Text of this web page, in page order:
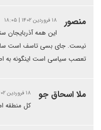
منصور ۱۸ فروردین ۱۴۰۲ | ۱۸:۰۵
این همه آذربایجان
نیست. جای بسی تاسف است
تعصب سیاسی است اینگونه به
ملا اسحاق جو ۱۸ فروردین ۱۴۰۲ | ۱۸:۲۳
کل منطقه